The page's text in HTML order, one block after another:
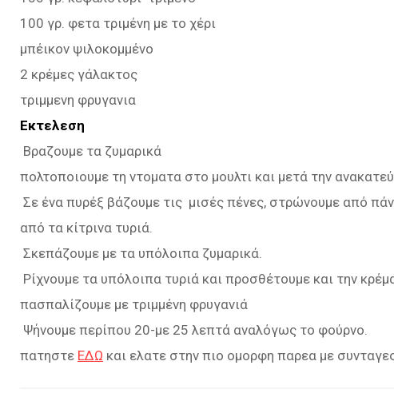
100 γρ. φετα τριμένη με το χέρι
μπέικον ψιλοκομμένο
2 κρέμες γάλακτος
τριμμενη φρυγανια
Εκτελεση
Βραζουμε τα ζυμαρικά
πολτοποιουμε τη ντοματα στο μουλτι και μετά την
Σε ένα πυρέξ βάζουμε τις μισές πένες, στρώνουμε από
από τα κίτρινα τυριά.
Σκεπάζουμε με τα υπόλοιπα ζυμαρικά.
Ρίχνουμε τα υπόλοιπα τυριά και προσθέτουμε και την
πασπαλίζουμε με τριμμένη φρυγανιά
Ψήνουμε περίπου 20-με 25 λεπτά αναλόγως το φούρνο.
πατηστε ΕΔΩ και ελατε στην πιο ομορφη παρεα με